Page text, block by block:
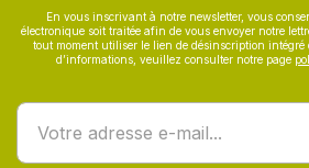
En vous inscrivant à notre newsletter, vous
électronique soit traitée afin de vous envoyer notre
tout moment utiliser le lien de désinscription intégré
d’informations, veuillez consulter notre page